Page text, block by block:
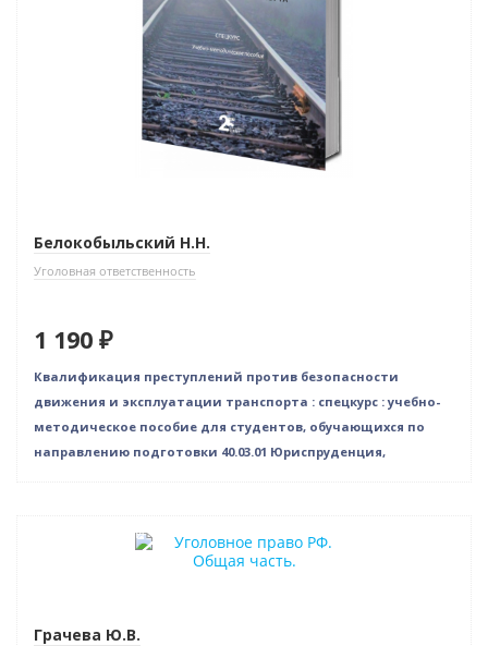
Белокобыльский Н.Н.
Уголовная ответственность
1 190 ₽
Квалификация преступлений против безопасности
движения и эксплуатации транспорта : спецкурс : учебно-
методическое пособие для студентов, обучающихся по
направлению подготовки 40.03.01 Юриспруденция,
Нет в наличии
Грачева Ю.В.